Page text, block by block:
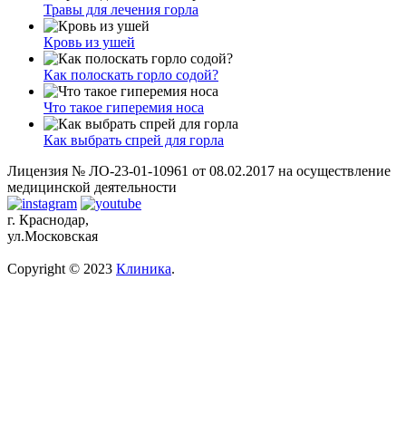
Травы для лечения горла
Кровь из ушей
Как полоскать горло содой?
Что такое гиперемия носа
Как выбрать спрей для горла
Лицензия № ЛО-23-01-10961 от 08.02.2017 на осуществление
медицинской деятельности
г. Краснодар,
ул.Московская
Copyright © 2023 Клиника.